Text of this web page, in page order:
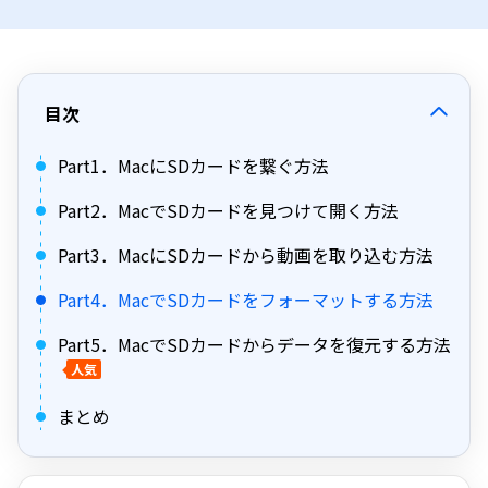
目次
Part1．MacにSDカードを繋ぐ方法
Part2．MacでSDカードを見つけて開く方法
Part3．MacにSDカードから動画を取り込む方法
Part4．MacでSDカードをフォーマットする方法
Part5．MacでSDカードからデータを復元する方法
人気
まとめ